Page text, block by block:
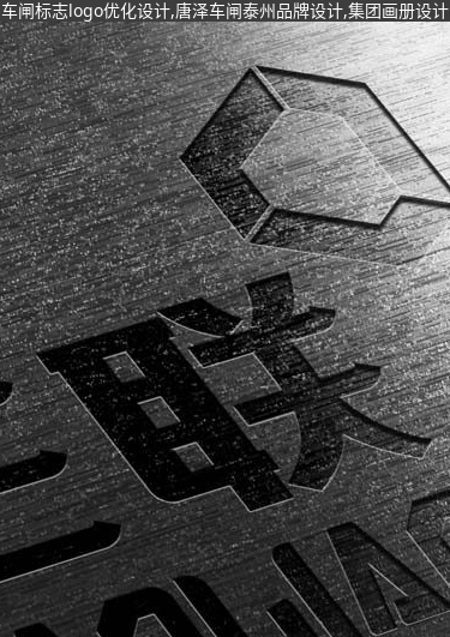
车闸标志logo优化设计,唐泽车闸泰州品牌设计,集团画册设计